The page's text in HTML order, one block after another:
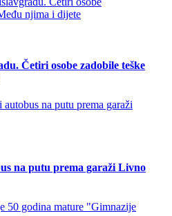
Četiri osobe zadobile teške
na putu prema garaži Livno